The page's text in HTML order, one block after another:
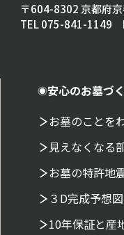
〒604-8302 京都府
TEL 075-841-1149
安心のお墓づ
お墓のことを
見えなくなる
お墓の特許地
３D完成予想
10年保証と産